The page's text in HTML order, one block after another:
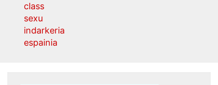
class
sexu
indarkeria
espainia